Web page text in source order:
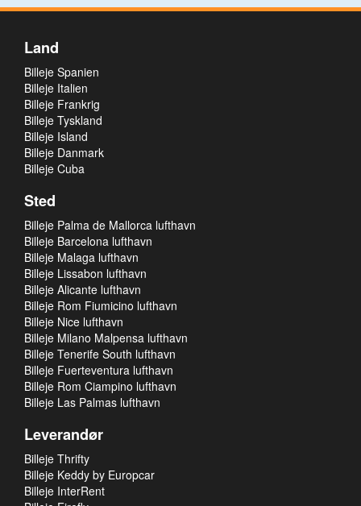
Land
Billeje Spanien
Billeje Italien
Billeje Frankrig
Billeje Tyskland
Billeje Island
Billeje Danmark
Billeje Cuba
Sted
Billeje Palma de Mallorca lufthavn
Billeje Barcelona lufthavn
Billeje Malaga lufthavn
Billeje Lissabon lufthavn
Billeje Alicante lufthavn
Billeje Rom Fiumicino lufthavn
Billeje Nice lufthavn
Billeje Milano Malpensa lufthavn
Billeje Tenerife South lufthavn
Billeje Fuerteventura lufthavn
Billeje Rom Ciampino lufthavn
Billeje Las Palmas lufthavn
Leverandør
Billeje Thrifty
Billeje Keddy by Europcar
Billeje InterRent